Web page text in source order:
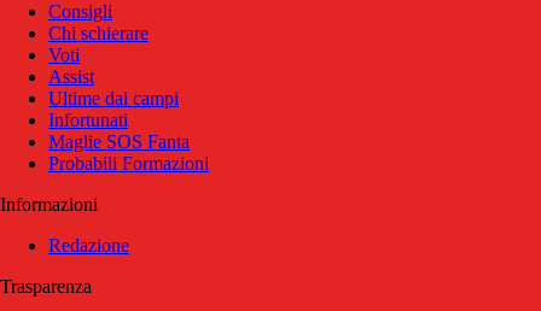
Consigli
Chi schierare
Voti
Assist
Ultime dai campi
Infortunati
Maglie SOS Fanta
Probabili Formazioni
Informazioni
Redazione
Trasparenza